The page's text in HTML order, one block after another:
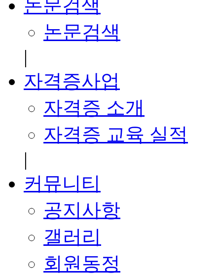
논문검색
논문검색
|
자격증사업
자격증 소개
자격증 교육 실적
|
커뮤니티
공지사항
갤러리
회원동정